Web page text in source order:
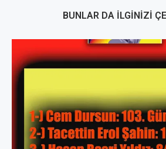
BUNLAR DA İLGINIZI